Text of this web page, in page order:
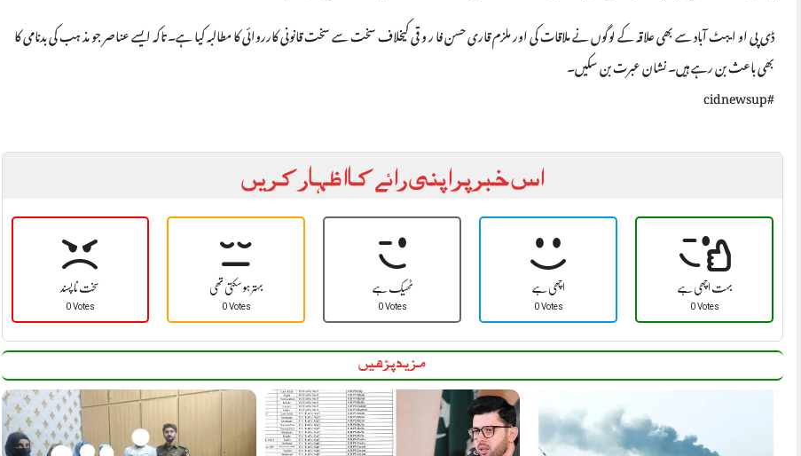
ڈی پی او ایبٹ آباد سے بھی علاقہ کے لوگوں نے ملاقات کی اور ملزم قاری حسن فا ر و قی کیخلاف سخت سے سخت قانونی کارروائی کا مطالبہ کیا ہے۔ تاکہ ایسے عناصر جو مذ ہب کی بدنامی کا
بھی باعث بن رہے ہیں۔ نشان عبرت بن سکیں۔
#cidnewsup
اس خبر پر اپنی رائے کا اظہار کریں
سخت نا پسند
0 Votes
بہتر ہو سکتی تھی
0 Votes
ٹھیک ہے
0 Votes
اچھی ہے
0 Votes
بہت اچھی ہے
0 Votes
مزید پڑھیں